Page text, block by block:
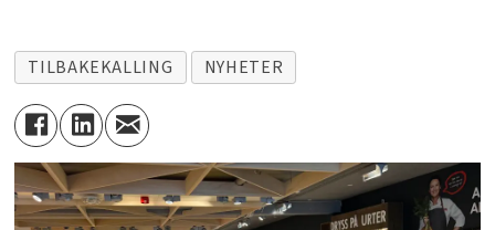
TILBAKEKALLING NYHETER